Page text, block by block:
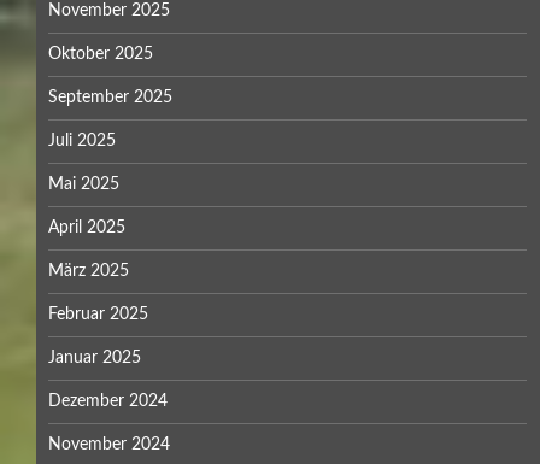
November 2025
Oktober 2025
September 2025
Juli 2025
Mai 2025
April 2025
März 2025
Februar 2025
Januar 2025
Dezember 2024
November 2024